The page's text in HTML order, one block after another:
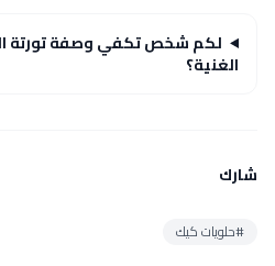
لكم شخص تكفي وصفة تورتة
الغنية؟
شارك
#حلويات كيك